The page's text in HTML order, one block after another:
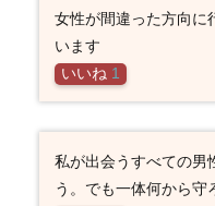
女性が間違った方向に
います
いいね 1
私が出会うすべての男
う。でも一体何から守